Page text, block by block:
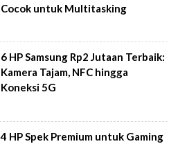
Cocok untuk Multitasking
6 HP Samsung Rp2 Jutaan Terbaik:
Kamera Tajam, NFC hingga
Koneksi 5G
4 HP Spek Premium untuk Gaming